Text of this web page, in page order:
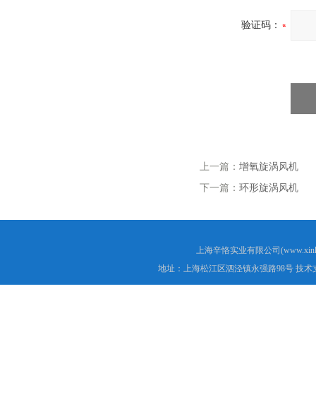
验证码：
上一篇： 增氧旋涡风机
下一篇： 环形旋涡风机
上海辛恪实业有限公司
地址：上海松江区泗泾镇永强路98号 技术